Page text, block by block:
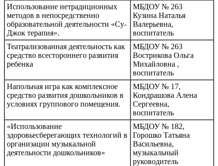
Использование нетрадиционных
методов в непосредственно
образовательной деятельности «Су-
Джок терапия».
МБДОУ № 263
Кузина Наталья
Валерьевна,
воспитатель
Театрализованная деятельность как
средство всестороннего развития
ребенка
МБДОУ № 263
Вострикова Ольга
Михайловна ,
воспитатель
Напольная игра как комплексное
средство развития дошкольников в
условиях группового помещения.
МБДОУ № 17,
Кондрашова Алена
Сергеевна,
воспитатель
«Использование
здоровьесберегающих технологий в
организации музыкальной
деятельности дошкольников»
МБДОУ № 182,
Горошко Татьяна
Васильевна,
музыкальный
руководитель